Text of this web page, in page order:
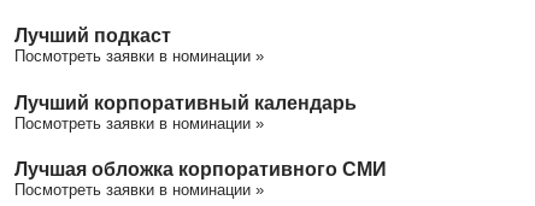
Лучший подкаст
Посмотреть заявки в номинации »
Лучший корпоративный календарь
Посмотреть заявки в номинации »
Лучшая обложка корпоративного СМИ
Посмотреть заявки в номинации »